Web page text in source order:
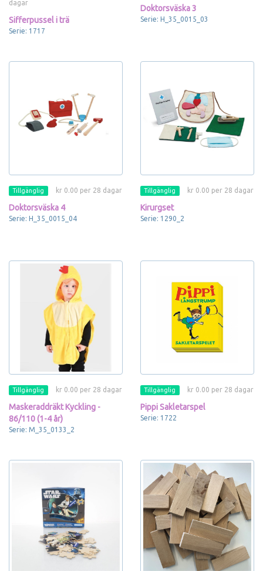
dagar
Sifferpussel i trä
Serie: 1717
Doktorsväska 3
Serie: H_35_0015_03
Tillgänglig kr 0.00 per 28 dagar
Doktorsväska 4
Serie: H_35_0015_04
Tillgänglig kr 0.00 per 28 dagar
Kirurgset
Serie: 1290_2
Tillgänglig kr 0.00 per 28 dagar
Maskeraddräkt Kyckling -
86/110 (1-4 år)
Serie: M_35_0133_2
Tillgänglig kr 0.00 per 28 dagar
Pippi Sakletarspel
Serie: 1722